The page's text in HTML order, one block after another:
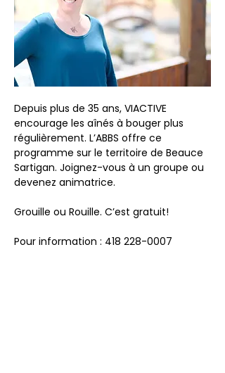
Depuis plus de 35 ans, VIACTIVE
encourage les aînés à bouger plus
régulièrement. L’ABBS offre ce
programme sur le territoire de Beauce
Sartigan. Joignez-vous à un groupe ou
devenez animatrice.
Grouille ou Rouille. C’est gratuit!
Pour information : 418 228-0007